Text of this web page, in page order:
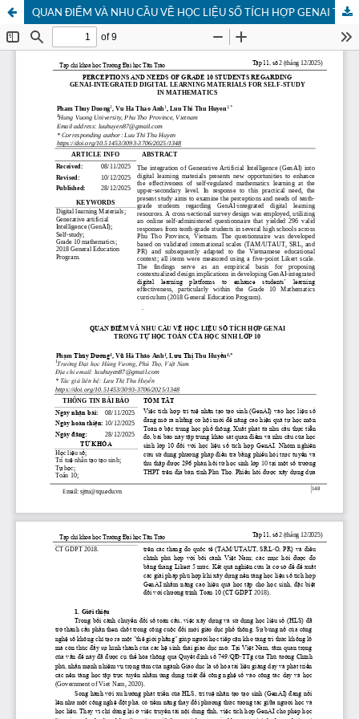
QUAN ĐIỂM VÀ NHU CẦU VỀ HỌC LIỆU SỐ TÍCH HỢP GENAI TRONG TỰ HỌC TOÁN CỦA HỌC SINH LỚP 10